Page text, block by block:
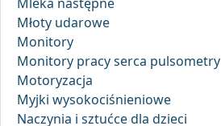
Młoty udarowe
Monitory
Monitory pracy serca pulsometry
Motoryzacja
Myjki wysokociśnieniowe
Naczynia i sztućce dla dzieci